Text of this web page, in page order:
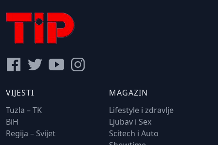
VIJESTI
Tuzla – TK
BiH
Regija – Svijet
MAGAZIN
Lifestyle i zdravlje
Ljubav i Sex
Scitech i Auto